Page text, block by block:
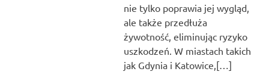
nie tylko poprawia jej wygląd,
ale także przedłuża
żywotność, eliminując ryzyko
uszkodzeń. W miastach takich
jak Gdynia i Katowice,[…]